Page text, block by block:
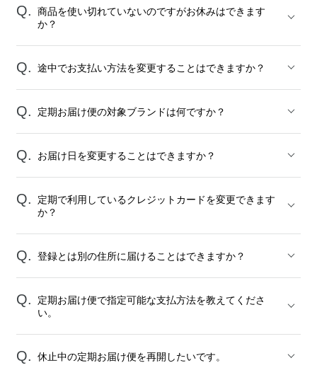
商品を使い切れていないのですがお休みはできます
か？
途中でお支払い方法を変更することはできますか？
定期お届け便の対象ブランドは何ですか？
お届け日を変更することはできますか？
定期で利用しているクレジットカードを変更できます
か？
登録とは別の住所に届けることはできますか？
定期お届け便で指定可能な支払方法を教えてくださ
い。
休止中の定期お届け便を再開したいです。